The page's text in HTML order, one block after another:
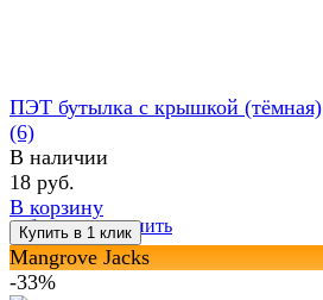
избранное сравнить
ПЭТ бутылка с крышкой (тёмная)
(6)
В наличии
18 руб.
В корзину
Mangrove Jacks
-33%